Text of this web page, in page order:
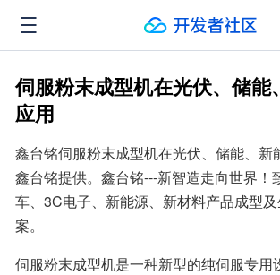
伺服粉末成型机在光伏、储能
应用
鑫台铭伺服粉末成型机在光伏、储能、新
鑫台铭提供。鑫台铭---新智造走向世界！
车、3C电子、新能源、新材料产品成型
案。
伺服粉末成型机是一种新型的纯伺服专用